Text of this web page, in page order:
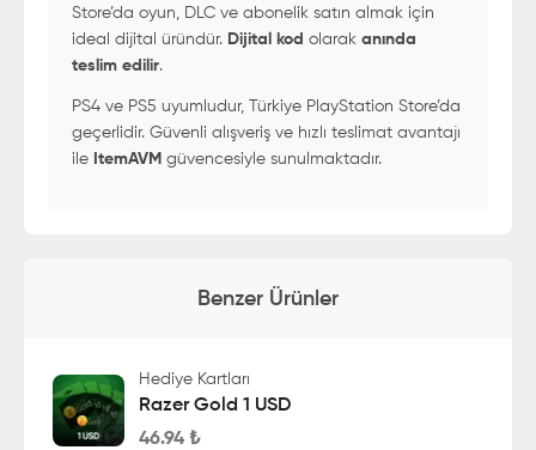
Store’da oyun, DLC ve abonelik satın almak için
ideal dijital üründür. Dijital kod olarak anında
teslim edilir.
PS4 ve PS5 uyumludur, Türkiye PlayStation Store’da
geçerlidir. Güvenli alışveriş ve hızlı teslimat avantajı
ile ItemAVM güvencesiyle sunulmaktadır.
Benzer Ürünler
Hediye Kartları
Razer Gold 1 USD
46.94 ₺